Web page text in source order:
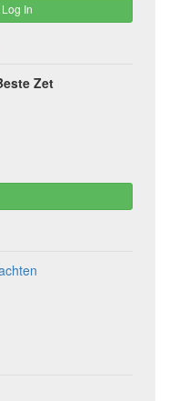
In
Zet